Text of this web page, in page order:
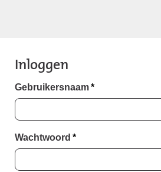
Inloggen
Gebruikersnaam*
Wachtwoord *